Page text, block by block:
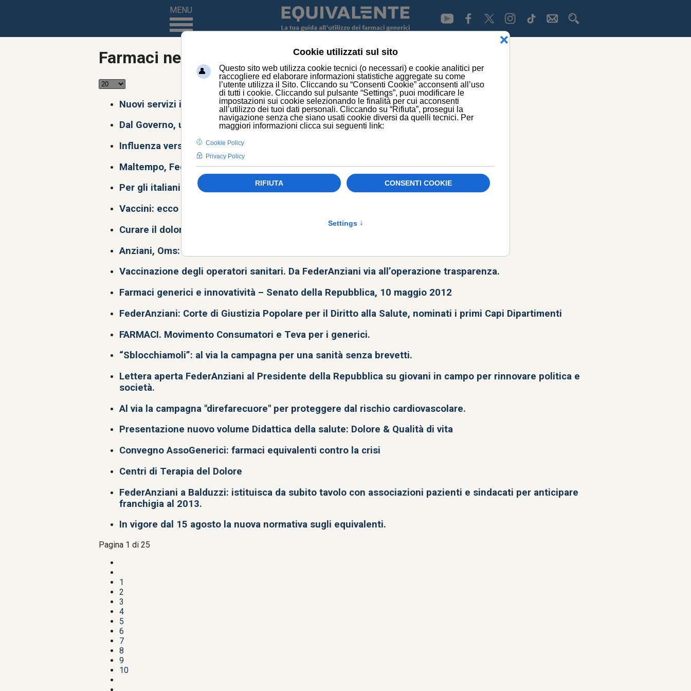
MENU
Farmaci news
Nuovi servizi in farmacia: dalla fisioterapia alle analisi diagnostiche
Dal Governo, una spinta all'uso degli equivalenti.
Influenza verso picco stagionale, FederAnziani: vaccino può salvare la vita.
Maltempo, FederAnziani: ecco il decalogo contro il freddo siberiano.
Per gli italiani la salute resta al primo posto, anche in tempo di crisi
Vaccini: ecco il "calendario della vita" per copertura da 0 a 100 anni
Curare il dolore è un diritto, ma il 70% degli italiani non conosce la legge
Anziani, Oms: si allunga la vita, 400mln di over80 nel 2050
Vaccinazione degli operatori sanitari. Da FederAnziani via all’operazione trasparenza.
Farmaci generici e innovatività – Senato della Repubblica, 10 maggio 2012
FederAnziani: Corte di Giustizia Popolare per il Diritto alla Salute, nominati i primi Capi Dipartimenti
FARMACI. Movimento Consumatori e Teva per i generici.
“Sblocchiamoli”: al via la campagna per una sanità senza brevetti.
Lettera aperta FederAnziani al Presidente della Repubblica su giovani in campo per rinnovare politica e
società.
Al via la campagna "direfarecuore" per proteggere dal rischio cardiovascolare.
Presentazione nuovo volume Didattica della salute: Dolore & Qualità di vita
Convegno AssoGenerici: farmaci equivalenti contro la crisi
Centri di Terapia del Dolore
FederAnziani a Balduzzi: istituisca da subito tavolo con associazioni pazienti e sindacati per anticipare
franchigia al 2013.
In vigore dal 15 agosto la nuova normativa sugli equivalenti.
Pagina 1 di 25
1
2
3
4
5
6
7
8
9
10